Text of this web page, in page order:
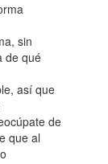
sin
de qué
así que
de
que al